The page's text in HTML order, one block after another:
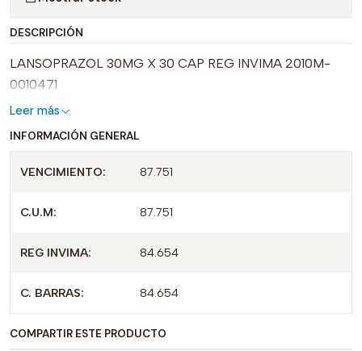
DESCRIPCIÓN
LANSOPRAZOL 30MG X 30 CAP REG INVIMA 2010M-
0010471
Leer más
INFORMACIÓN GENERAL
VENCIMIENTO: 87.751
C.U.M: 87.751
REG INVIMA: 84.654
C. BARRAS: 84.654
COMPARTIR ESTE PRODUCTO